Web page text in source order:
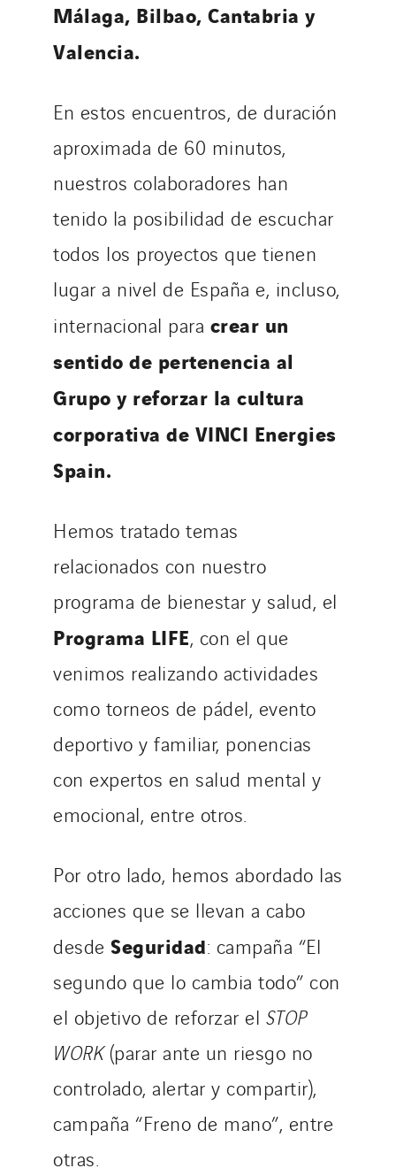
Málaga, Bilbao, Cantabria y
Valencia.
En estos encuentros, de duración
aproximada de 60 minutos,
nuestros colaboradores han
tenido la posibilidad de escuchar
todos los proyectos que tienen
lugar a nivel de España e, incluso,
internacional para crear un
sentido de pertenencia al
Grupo y reforzar la cultura
corporativa de VINCI Energies
Spain.
Hemos tratado temas
relacionados con nuestro
programa de bienestar y salud, el
Programa LIFE, con el que
venimos realizando actividades
como torneos de pádel, evento
deportivo y familiar, ponencias
con expertos en salud mental y
emocional, entre otros.
Por otro lado, hemos abordado las
acciones que se llevan a cabo
desde Seguridad: campaña “El
segundo que lo cambia todo” con
el objetivo de reforzar el STOP
WORK(parar ante un riesgo no
controlado, alertar y compartir),
campaña “Freno de mano”, entre
otras.